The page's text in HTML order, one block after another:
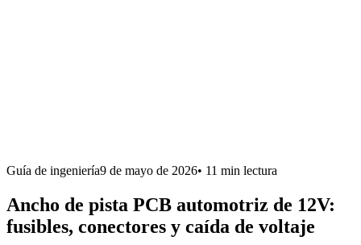
Guía de ingeniería9 de mayo de 2026• 11 min lectura
Ancho de pista PCB automotriz de 12V:
fusibles, conectores y caída de voltaje